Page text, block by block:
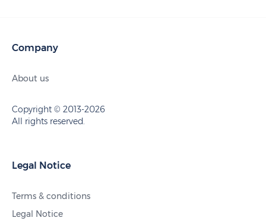
Company
About us
Copyright © 2013-2026
All rights reserved.
Legal Notice
Terms & conditions
Legal Notice